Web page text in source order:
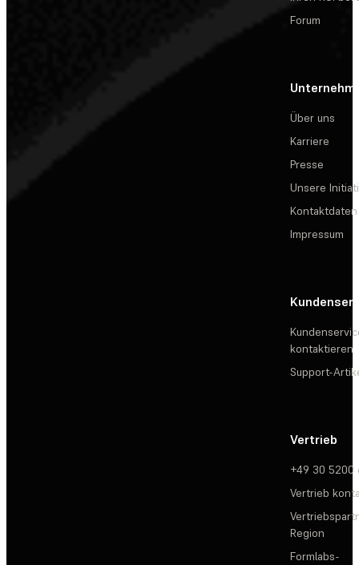
Forum
Über uns
Karriere
Presse
Unsere
Kontaktdaten
Impressum
kontaktieren
Support-
Vertrieb
+49 30 5200
Vertrieb
Region
Formlabs-